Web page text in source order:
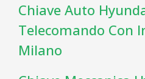
Chiave Auto
Telecomando Con
Milano